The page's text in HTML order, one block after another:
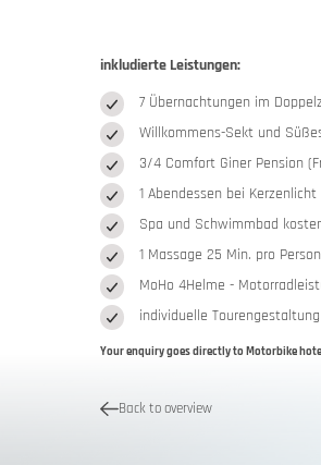
inkludierte Leistungen:
7 Übernachtungen im
Willkommens-Sekt und
3/4 Comfort Giner Pension
1 Abendessen bei Kerzenlicht
Spa und Schwimmbad
1 Massage 25 Min. pro Person
MoHo 4Helme -
individuelle Tourengestaltung
Your enquiry goes directly to Motorbike
Back to overview